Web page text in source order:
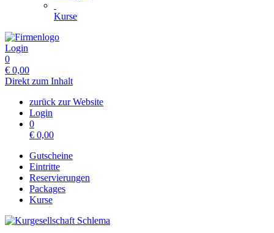
Kurse
Login
0
€ 0,00
Direkt zum Inhalt
zurück zur Website
Login
0
€ 0,00
Gutscheine
Eintritte
Reservierungen
Packages
Kurse